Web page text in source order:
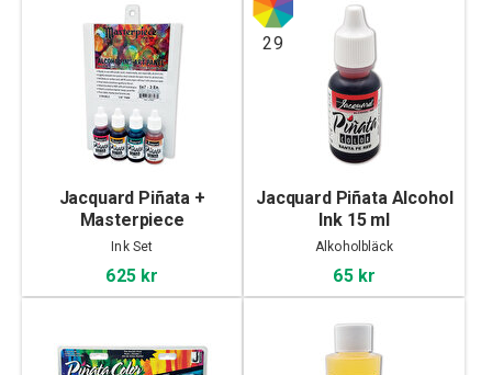
Jacquard Piñata +
Masterpiece
Ink Set
625 kr
29
Jacquard Piñata Alcohol
Ink 15 ml
Alkoholbläck
65 kr